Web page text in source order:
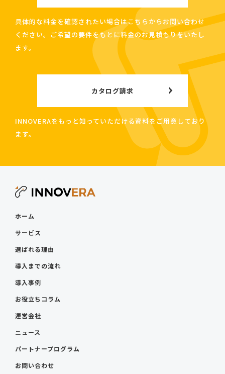
具体的な料金を確認されたい場合はこちらからお問い合わせ
ください。ご希望の要件をもとに料金のお見積もりをいたし
ます。
カタログ請求
INNOVERAをもっと知っていただける資料をご用意しており
ます。
ホーム
サービス
選ばれる理由
導入までの流れ
導入事例
お役立ちコラム
運営会社
ニュース
パートナープログラム
お問い合わせ